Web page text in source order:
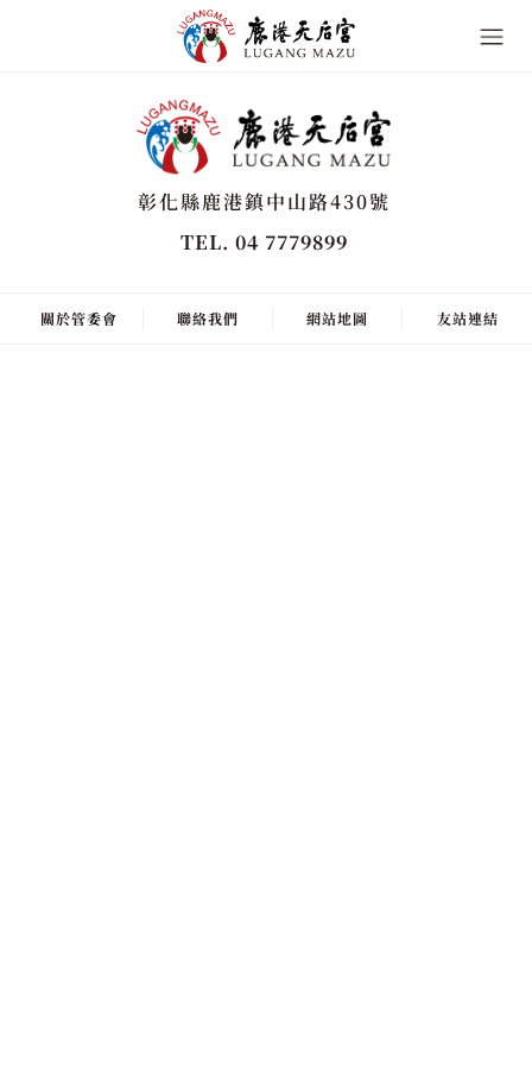
彰化縣鹿港鎮中山路430號
TEL. 04 7779899
關於管委會 聯絡我們 網站地圖 友站連結